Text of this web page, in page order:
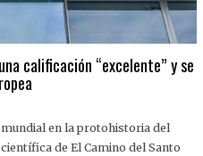
calificación “excelente” y se
en la protohistoria del
de El Camino del Santo